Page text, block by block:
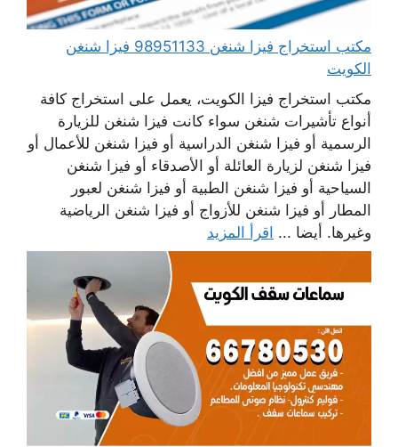
مكتب استخراج فيزا شنغن 98951133 فيزا شنغن
الكويت
مكتب استخراج فيزا الكويت، يعمل على استخراج كافة
أنواع تأشيرات شنغن سواء كانت فيزا شنغن للزيارة
الرسمية أو فيزا شنغن الدراسية أو فيزا شنغن للأعمال أو
فيزا شنغن لزيارة العائلة أو الأصدقاء أو فيزا شنغن
السياحية أو فيزا شنغن الطبية أو فيزا شنغن لعبور
المطار أو فيزا شنغن للأزواج أو فيزا شنغن الرياضية
وغيرها. أيضا ... اقرأ المزيد